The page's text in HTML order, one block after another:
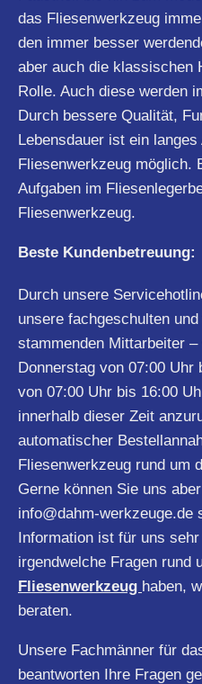
das Fliesenwerkzeug
den immer besser
aber auch die klassischen
Rolle. Auch diese werden
Durch bessere Qualität,
Lebensdauer ist ein
Fliesenwerkzeug möglich.
Aufgaben im
Fliesenwerkzeug.
Beste Kundenbetreuung:
Durch unsere
unsere fachgeschulten
stammenden Mittarbeiter
Donnerstag von 07:00 Uhr
von 07:00 Uhr bis 16:00
innerhalb dieser Zeit
automatischer
Fliesenwerkzeug rund um
Gerne können Sie uns
info@dahm-werkzeuge.de
Information ist für uns
irgendwelche Fragen rund
Fliesenwerkzeug haben,
beraten.
Unsere Fachmänner für
beantworten Ihre Fragen